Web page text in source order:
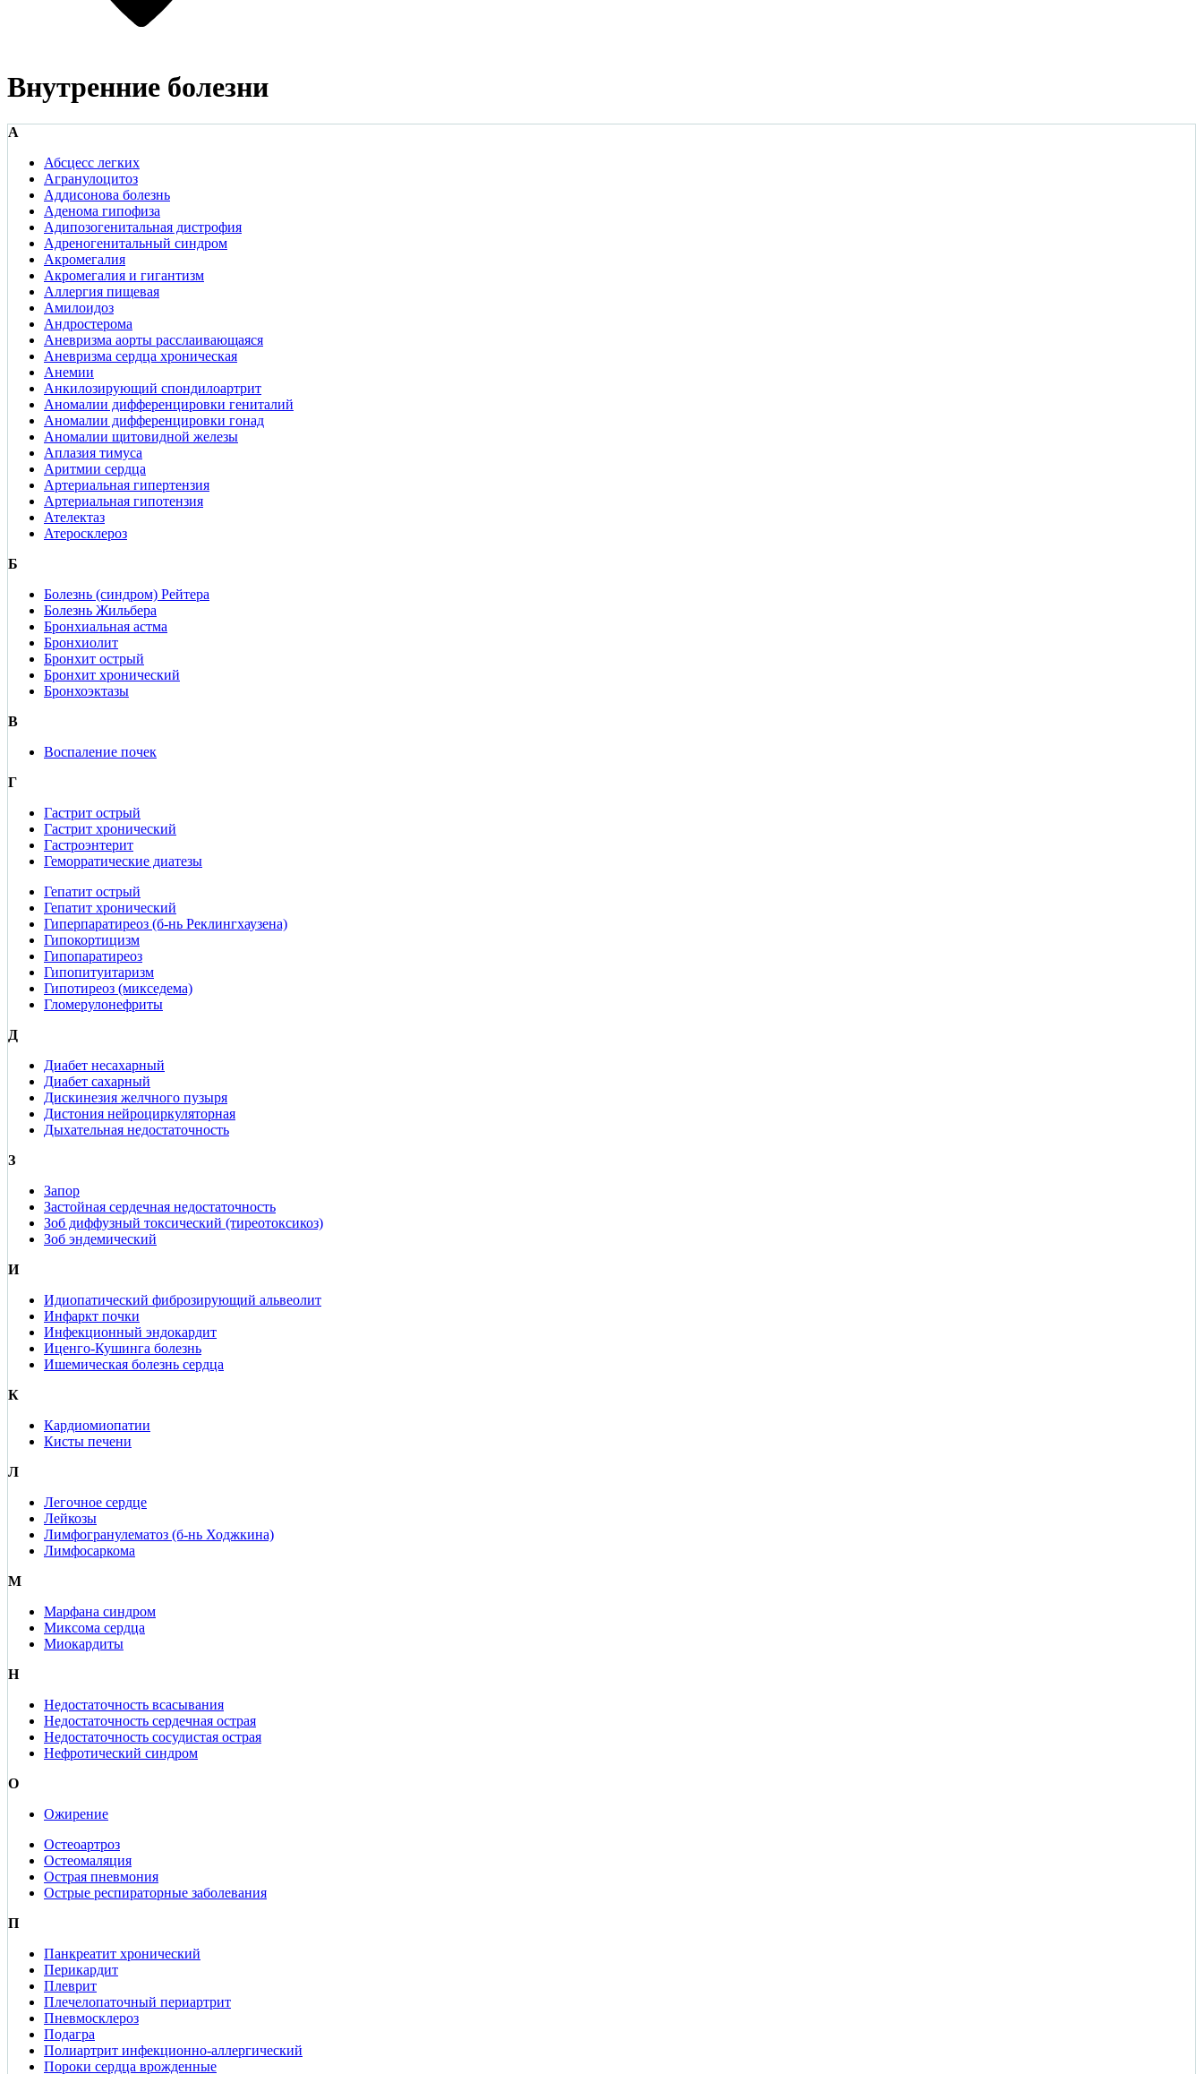
Внутренние болезни
А
Абсцесс легких
Агранулоцитоз
Аддисонова болезнь
Аденома гипофиза
Адипозогенитальная дистрофия
Адреногенитальный синдром
Акромегалия
Акромегалия и гигантизм
Аллергия пищевая
Амилоидоз
Андростерома
Аневризма аорты расслаивающаяся
Аневризма сердца хроническая
Анемии
Анкилозирующий спондилоартрит
Аномалии дифференцировки гениталий
Аномалии дифференцировки гонад
Аномалии щитовидной железы
Аплазия тимуса
Аритмии сердца
Артериальная гипертензия
Артериальная гипотензия
Ателектаз
Атеросклероз
Б
Болезнь (синдром) Рейтера
Болезнь Жильбера
Бронхиальная астма
Бронхиолит
Бронхит острый
Бронхит хронический
Бронхоэктазы
В
Воспаление почек
Г
Гастрит острый
Гастрит хронический
Гастроэнтерит
Геморратические диатезы
Гепатит острый
Гепатит хронический
Гиперпаратиреоз (б-нь Реклингхаузена)
Гипокортицизм
Гипопаратиреоз
Гипопитуитаризм
Гипотиреоз (микседема)
Гломерулонефриты
Д
Диабет несахарный
Диабет сахарный
Дискинезия желчного пузыря
Дистония нейроциркуляторная
Дыхательная недостаточность
З
Запор
Застойная сердечная недостаточность
Зоб диффузный токсический (тиреотоксикоз)
Зоб эндемический
И
Идиопатический фиброзирующий альвеолит
Инфаркт почки
Инфекционный эндокардит
Иценго-Кушинга болезнь
Ишемическая болезнь сердца
К
Кардиомиопатии
Кисты печени
Л
Легочное сердце
Лейкозы
Лимфогранулематоз (б-нь Ходжкина)
Лимфосаркома
М
Марфана синдром
Миксома сердца
Миокардиты
Н
Недостаточность всасывания
Недостаточность сердечная острая
Недостаточность сосудистая острая
Нефротический синдром
О
Ожирение
Остеоартроз
Остеомаляция
Острая пневмония
Острые респираторные заболевания
П
Панкреатит хронический
Перикардит
Плеврит
Плечелопаточный периартрит
Пневмосклероз
Подагра
Полиартрит инфекционно-аллергический
Пороки сердца врожденные